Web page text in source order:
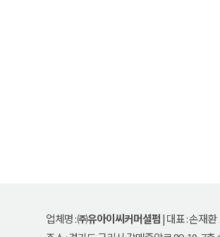
업체명 :㈜유아이씨커머셜펌| 대표 : 손재환